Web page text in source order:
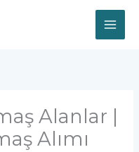
Alanlar |
Alımı